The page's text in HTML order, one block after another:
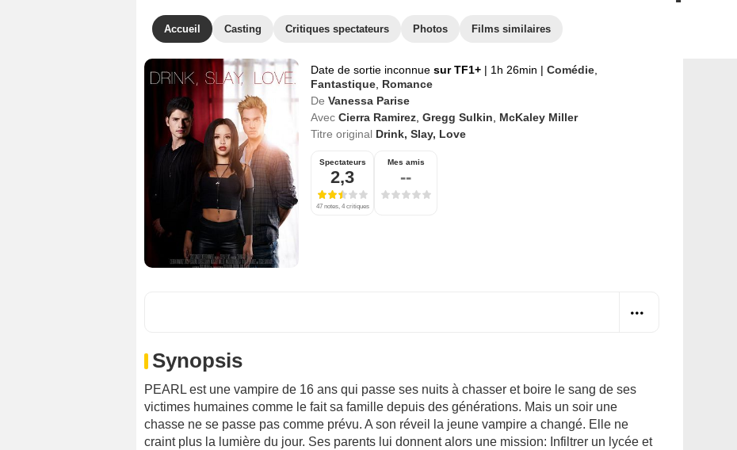
Accueil Casting Critiques spectateurs Photos Films similaires
Date de sortie inconnue sur TF1+ | 1h 26min | Comédie
Fantastique Romance
De Vanessa Parise
Avec Cierra Ramirez Gregg Sulkin
McKaley Miller
Titre original Drink, Slay, Love
Spectateurs
2,3
47 notes, 4 critiques
Mes amis
--
Synopsis
PEARL est une vampire de 16 ans qui passe ses nuits à chasser et boire le sang de ses
victimes humaines comme le fait sa famille depuis des générations. Mais un soir une
chasse ne se passe pas comme prévu. A son réveil la jeune vampire a changé. Elle ne
craint plus la lumière du jour. Ses parents lui donnent alors une mission: Infiltrer un lycée et